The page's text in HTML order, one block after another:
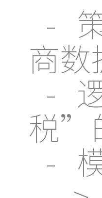
-
商
-
税”
-